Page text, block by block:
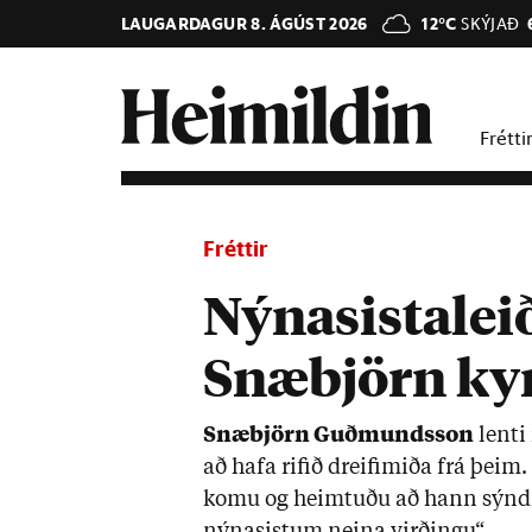
LAUGARDAGUR 8. ÁGÚST 2026 12°C SKÝJAÐ
Fréttir
Fréttir
Snæbjörn
Snæ­björn Guð­munds­son lenti
að hafa rif­ið dreifimiða frá
komu og heimt­uðu að hann